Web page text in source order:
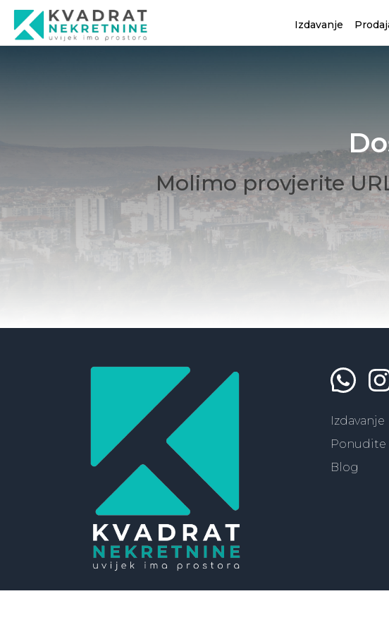
Izdavanje
Molimo provjerite
Izdavanje
Blog